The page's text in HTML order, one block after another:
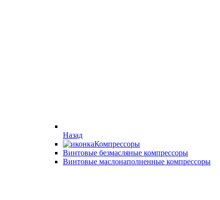
Назад
Компрессоры
Винтовые безмасляные компрессоры
Винтовые маслонаполненные компрессоры